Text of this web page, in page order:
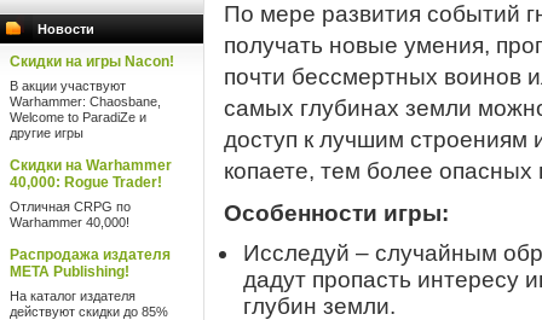
Новости
Скидки на игры Nacon!
В акции участвуют
Warhammer: Chaosbane,
Welcome to ParadiZe и
другие игры
Скидки на Warhammer
40,000: Rogue Trader!
Отличная CRPG по
Warhammer 40,000!
Распродажа издателя
META Publishing!
На каталог издателя
действуют скидки до 85%
По мере развития событий
получать новые умения,
почти бессмертных воинов
самых глубинах земли
доступ к лучшим строениям
копаете, тем более
Особенности игры:
Исследуй – случайным
дадут пропасть интересу
глубин земли.